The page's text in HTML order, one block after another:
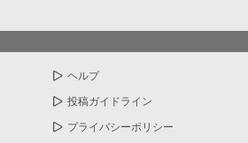
ヘルプ
投稿ガイドライン
プライバシーポリシー